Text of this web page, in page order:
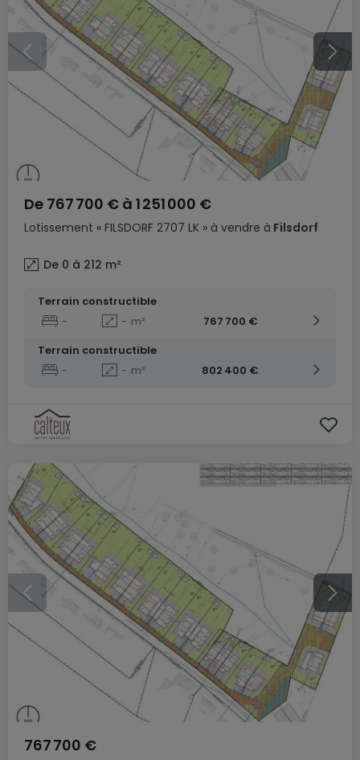
Lotissement « FILSDORF 2707 LK » à vendre à Filsdorf
De 767 700 € à 1 251 000 €
De 0 à 212 m²
Terrain constructible
-
- m²
767 700 €
Terrain constructible
-
- m² 802 400 €
767 700 €